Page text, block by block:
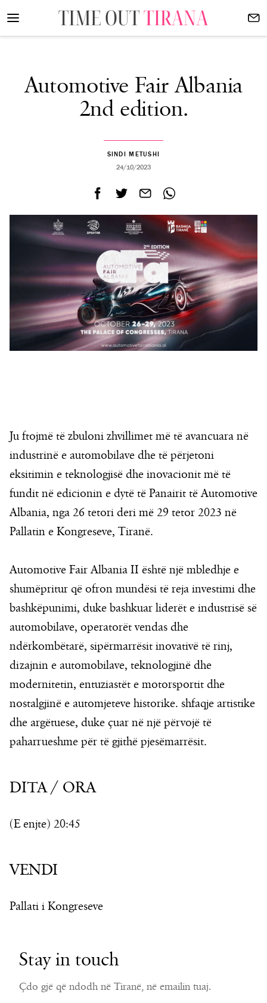
Automotive Fair Albania
2nd edition.
SINDI METUSHI
24/10/2023
Ju ftojmë të zbuloni zhvillimet më të avancuara në
industrinë e automobilave dhe të përjetoni
eksitimin e teknologjisë dhe inovacionit më të
fundit në edicionin e dytë të Panairit të Automotive
Albania, nga 26 tetori deri më 29 tetor 2023 në
Pallatin e Kongreseve, Tiranë.
Automotive Fair Albania II është një mbledhje e
shumëpritur që ofron mundësi të reja investimi dhe
bashkëpunimi, duke bashkuar liderët e industrisë së
automobilave, operatorët vendas dhe
ndërkombëtarë, sipërmarrësit inovativë të rinj,
dizajnin e automobilave, teknologjinë dhe
modernitetin, entuziastët e motorsportit dhe
nostalgjinë e automjeteve historike. shfaqje artistike
dhe argëtuese, duke çuar në një përvojë të
paharrueshme për të gjithë pjesëmarrësit.
DITA / ORA
(E enjte) 20:45
VENDI
Pallati i Kongreseve
Stay in touch
Çdo gjë që ndodh në Tiranë, në emailin tuaj.